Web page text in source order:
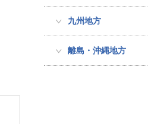
九州地方
離島・沖縄地方